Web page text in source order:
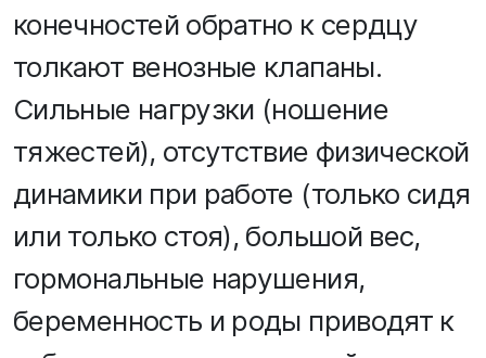
конечностей обратно к сердцу
толкают венозные клапаны.
Сильные нагрузки (ношение
тяжестей), отсутствие физической
динамики при работе (только сидя
или только стоя), большой вес,
гормональные нарушения,
беременность и роды приводят к